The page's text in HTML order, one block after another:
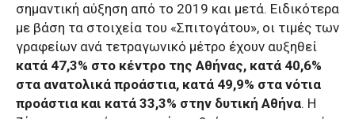
σημαντική αύξηση από το 2019 και μετά. Ειδικότερα
με βάση τα στοιχεία του «Σπιτογάτου», οι τιμές των
γραφείων ανά τετραγωνικό μέτρο έχουν αυξηθεί
κατά 47,3% στο κέντρο της Αθήνας, κατά 40,6%
στα ανατολικά προάστια, κατά 49,9% στα νότια
προάστια και κατά 33,3% στην δυτική Αθήνα. Η